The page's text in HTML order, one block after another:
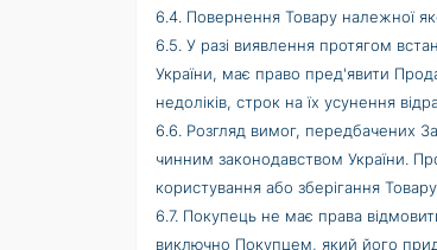
6.4. Повернення Товару належної
6.5. У разі виявлення протягом
України, має право пред'явити
недоліків, строк на їх усунення
6.6. Розгляд вимог, передбачених
чинним законодавством України.
користування або зберігання
6.7. Покупець не має права
виключно Покупцем, який його